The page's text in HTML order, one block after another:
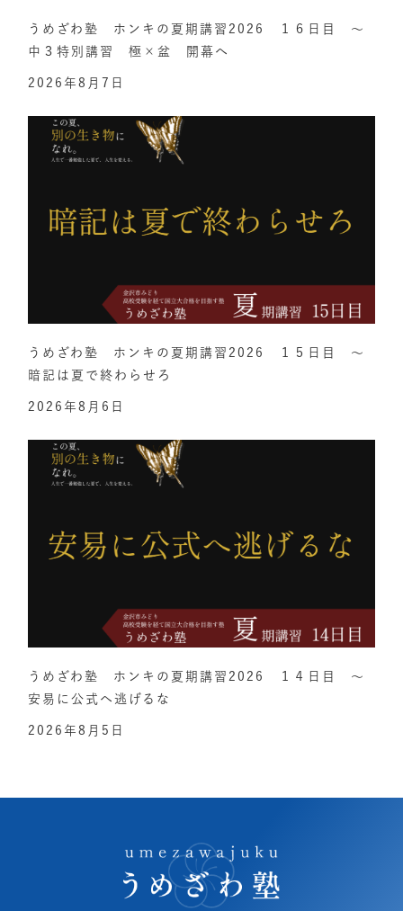
うめざわ塾 ホンキの夏期講習2026 １６日目 ～
中３特別講習 極×盆 開幕へ
2026年8月7日
うめざわ塾 ホンキの夏期講習2026 １５日目 ～
暗記は夏で終わらせろ
2026年8月6日
うめざわ塾 ホンキの夏期講習2026 １４日目 ～
安易に公式へ逃げるな
2026年8月5日